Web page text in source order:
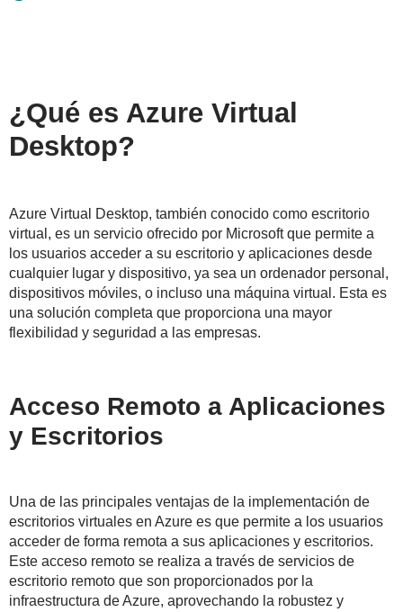
¿Qué es Azure Virtual
Desktop?
Azure Virtual Desktop, también conocido como escritorio
virtual, es un servicio ofrecido por Microsoft que permite a
los usuarios acceder a su escritorio y aplicaciones desde
cualquier lugar y dispositivo, ya sea un ordenador personal,
dispositivos móviles, o incluso una máquina virtual. Esta es
una solución completa que proporciona una mayor
flexibilidad y seguridad a las empresas.
Acceso Remoto a Aplicaciones
y Escritorios
Una de las principales ventajas de la implementación de
escritorios virtuales en Azure es que permite a los usuarios
acceder de forma remota a sus aplicaciones y escritorios.
Este acceso remoto se realiza a través de servicios de
escritorio remoto que son proporcionados por la
infraestructura de Azure, aprovechando la robustez y